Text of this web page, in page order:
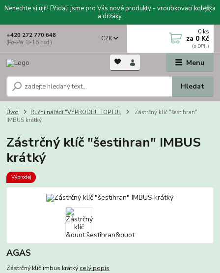
Nenechte si ujít! Přidali jsme pro Vás nové produkty - vroubkovací kolečka
a držáky.
Menu
CZK
Hledat
+420 272 770 648
(Po-Pá, 8-16 hod.)
0 ks
za 0 Kč
Úvod Ruční nářádí "VÝPRODEJ" TOPTUL
Zástrčný klíč "šestihran"
IMBUS krátký
Zástrčný klíč "šestihran" IMBUS
krátký
Výprodej
AGAS
Zástrčný klíč imbus krátký celý popis